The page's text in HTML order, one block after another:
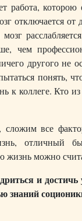
работа,
отключается от
чем
другого не
понять,
к коллеге. Кто
все
отличный
жизнь можно
и достичь
знаний